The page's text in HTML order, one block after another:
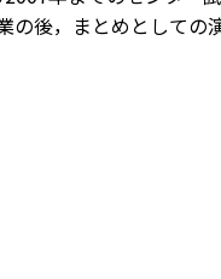
の後，まとめとしての